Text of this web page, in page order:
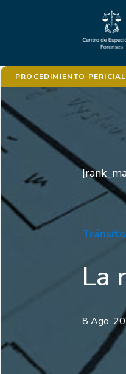
PROCEDIMIENTO PERICIAL
La
8 Ago,